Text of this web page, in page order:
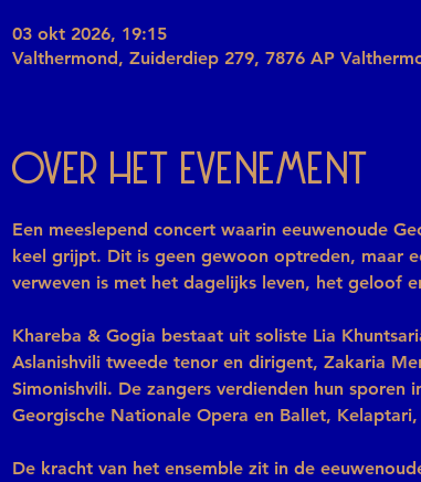
03 okt 2026, 19:15
Valthermond, Zuiderdiep 279, 7876 AP
Over het evenement
Een meeslepend concert waarin eeuwenoude
keel grijpt. Dit is geen gewoon optreden, maar
verweven is met het dagelijks leven, het geloof
Khareba & Gogia bestaat uit soliste Lia
Aslanishvili tweede tenor en dirigent, Zakaria
Simonishvili. De zangers verdienden hun sporen
Georgische Nationale Opera en Ballet,
De kracht van het ensemble zit in de